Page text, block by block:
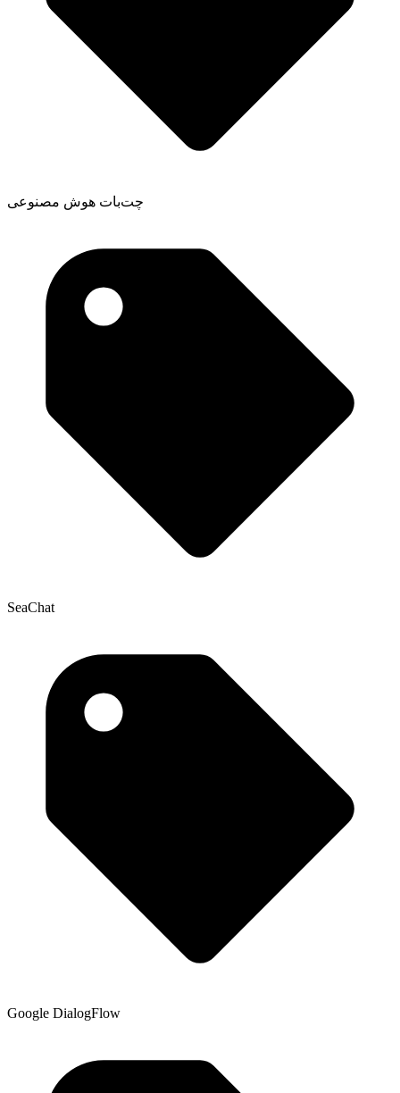
چت‌بات هوش مصنوعی
SeaChat
Google DialogFlow